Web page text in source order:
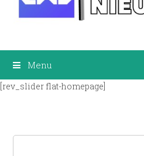
Menu
[rev_slider flat-homepage]